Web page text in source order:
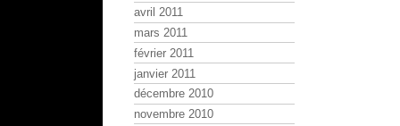
avril 2011
mars 2011
février 2011
janvier 2011
décembre 2010
novembre 2010